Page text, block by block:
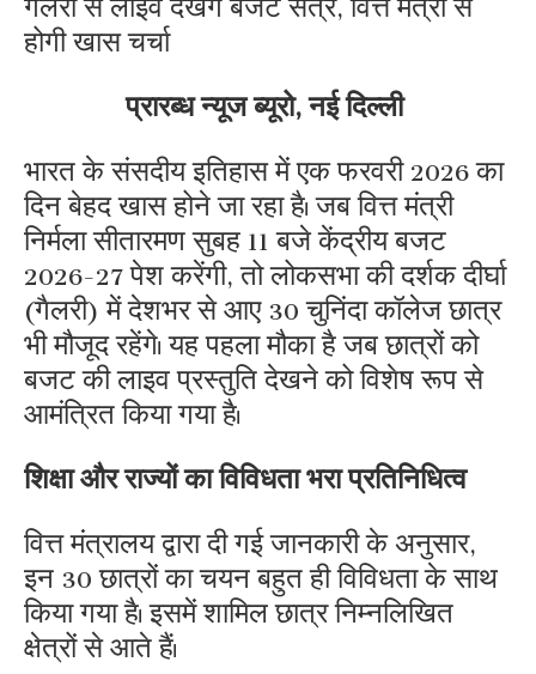
होगी खास चर्चा
प्रारब्ध न्यूज ब्यूरो, नई दिल्ली
भारत के संसदीय इतिहास में एक फरवरी 2026 का
दिन बेहद खास होने जा रहा है। जब वित्त मंत्री
निर्मला सीतारमण सुबह 11 बजे केंद्रीय बजट
2026-27 पेश करेंगी, तो लोकसभा की दर्शक दीर्घा
(गैलरी) में देशभर से आए 30 चुनिंदा कॉलेज छात्र
भी मौजूद रहेंगे। यह पहला मौका है जब छात्रों को
बजट की लाइव प्रस्तुति देखने को विशेष रूप से
आमंत्रित किया गया है।
शिक्षा और राज्यों का विविधता भरा प्रतिनिधित्व
वित्त मंत्रालय द्वारा दी गई जानकारी के अनुसार,
इन 30 छात्रों का चयन बहुत ही विविधता के साथ
किया गया है। इसमें शामिल छात्र निम्नलिखित
क्षेत्रों से आते हैं।